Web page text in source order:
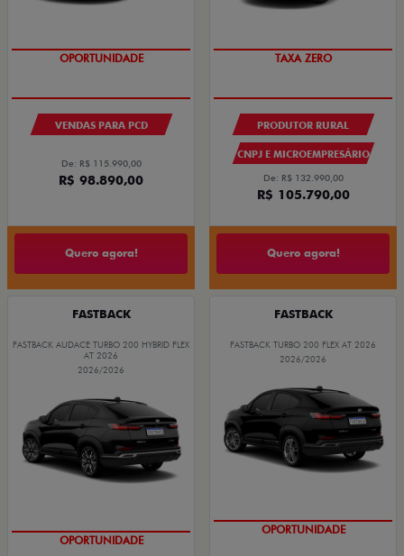
OPORTUNIDADE
VENDAS PARA PCD
De: R$ 115.990,00
R$ 98.890,00
Quero agora!
TAXA ZERO
PRODUTOR RURAL
CNPJ E MICROEMPRESÁRIO
De: R$ 132.990,00
R$ 105.790,00
Quero agora!
FASTBACK
FASTBACK AUDACE TURBO 200 HYBRID FLEX
AT 2026
2026/2026
OPORTUNIDADE
FASTBACK
FASTBACK TURBO 200 FLEX AT 2026
2026/2026
OPORTUNIDADE